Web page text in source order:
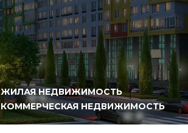
ЖИЛАЯ НЕДВИЖИМОСТЬ
КОММЕРЧЕСКАЯ НЕДВИЖИМОСТЬ